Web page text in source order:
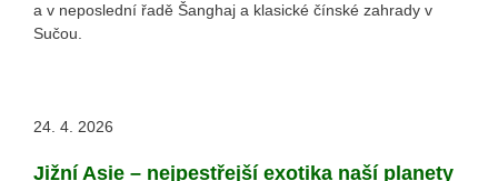
a v neposlední řadě Šanghaj a klasické čínské zahrady v
Sučou.
24. 4. 2026
Jižní Asie – nejpestřejší exotika naší planety